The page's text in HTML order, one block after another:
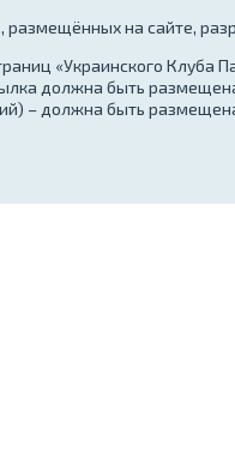
на сайте,
«Украинского Клуба
должна быть
– должна быть